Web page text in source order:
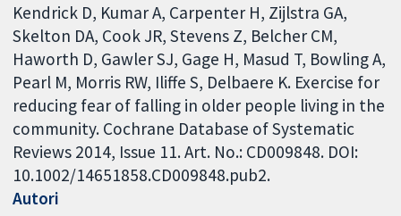
Kendrick D, Kumar A, Carpenter H, Zijlstra GA,
Skelton DA, Cook JR, Stevens Z, Belcher CM,
Haworth D, Gawler SJ, Gage H, Masud T, Bowling A,
Pearl M, Morris RW, Iliffe S, Delbaere K. Exercise for
reducing fear of falling in older people living in the
community. Cochrane Database of Systematic
Reviews 2014, Issue 11. Art. No.: CD009848. DOI:
10.1002/14651858.CD009848.pub2.
Autori